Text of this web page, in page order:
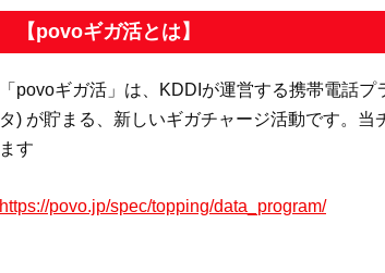
【povoギガ活とは】
「povoギガ活」は、KDDIが運営する携帯電話
タ) が貯まる、新しいギガチャージ活動です。
ます
https://povo.jp/spec/topping/data_program/